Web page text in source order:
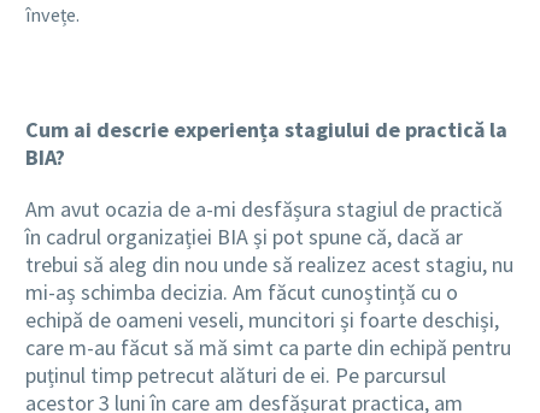
învețe.
Cum ai descrie experiența stagiului de practică la
BIA?
Am avut ocazia de a-mi desfășura stagiul de practică
în cadrul organizației BIA și pot spune că, dacă ar
trebui să aleg din nou unde să realizez acest stagiu, nu
mi-aș schimba decizia. Am făcut cunoștință cu o
echipă de oameni veseli, muncitori și foarte deschiși,
care m-au făcut să mă simt ca parte din echipă pentru
puținul timp petrecut alături de ei. Pe parcursul
acestor 3 luni în care am desfășurat practica, am